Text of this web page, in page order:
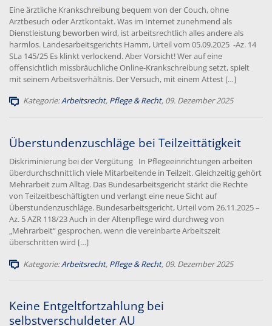
Eine ärztliche Krankschreibung bequem von der Couch, ohne
Arztbesuch oder Arztkontakt. Was im Internet zunehmend als
Dienstleistung beworben wird, ist arbeitsrechtlich alles andere als
harmlos. Landesarbeitsgerichts Hamm, Urteil vom 05.09.2025 -Az. 14
SLa 145/25 Es klinkt verlockend. Aber Vorsicht! Wer auf eine
offensichtlich missbräuchliche Online-Krankschreibung setzt, spielt
mit seinem Arbeitsverhältnis. Der Versuch, mit einem Attest […]
Kategorie:Arbeitsrecht, Pflege & Recht, 09. Dezember 2025
Überstundenzuschläge bei Teilzeittätigkeit
Diskriminierung bei der Vergütung In Pflegeeinrichtungen arbeiten
überdurchschnittlich viele Mitarbeitende in Teilzeit. Gleichzeitig gehört
Mehrarbeit zum Alltag. Das Bundesarbeitsgericht stärkt die Rechte
von Teilzeitbeschäftigten und verlangt eine neue Sicht auf
Überstundenzuschläge. Bundesarbeitsgericht, Urteil vom 26.11.2025 –
Az. 5 AZR 118/23 Auch in der Altenpflege wird durchweg von
„Mehrarbeit“ gesprochen, wenn die vereinbarte Arbeitszeit
überschritten wird […]
Kategorie:Arbeitsrecht, Pflege & Recht, 09. Dezember 2025
Keine Entgeltfortzahlung bei
selbstverschuldeter AU